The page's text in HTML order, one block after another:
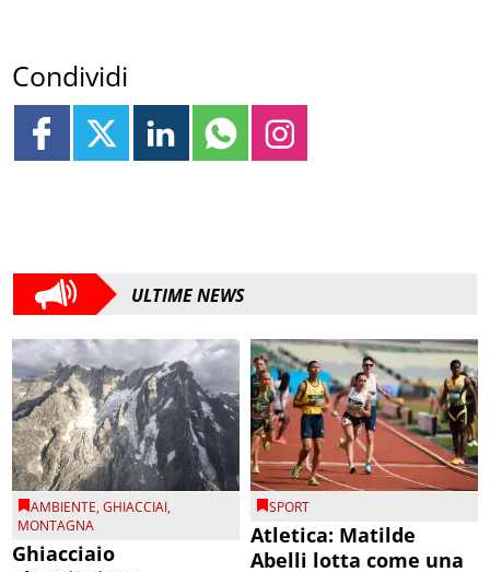
Condividi
ULTIME NEWS
AMBIENTE,GHIACCIAI,
MONTAGNA
Ghiacciaio
SPORT
Atletica: Matilde
Abelli lotta come una